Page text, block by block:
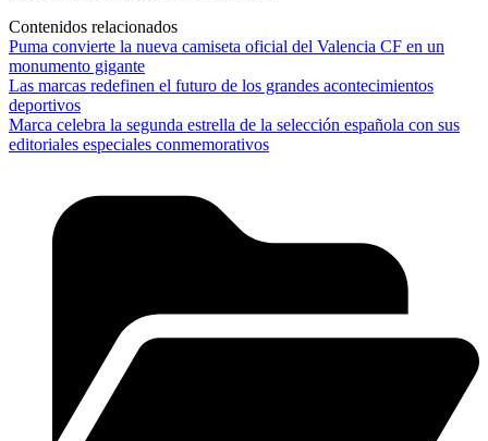
Contenidos relacionados
Puma convierte la nueva camiseta oficial del Valencia CF en un
monumento gigante
Las marcas redefinen el futuro de los grandes acontecimientos
deportivos
Marca celebra la segunda estrella de la selección española con sus
editoriales especiales conmemorativos